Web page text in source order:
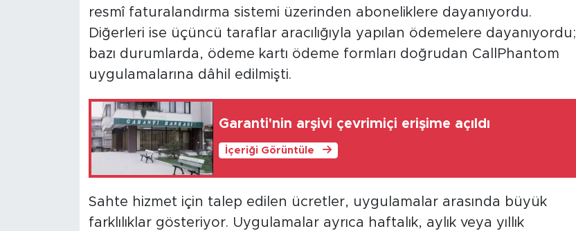
resmî faturalandırma sistemi üzerinden aboneliklere dayanıyordu.
Diğerleri ise üçüncü taraflar aracılığıyla yapılan ödemelere dayanıyordu;
bazı durumlarda, ödeme kartı ödeme formları doğrudan CallPhantom
uygulamalarına dâhil edilmişti.
Garanti'nin arşivi çevrimiçi erişime açıldı
İçeriği Görüntüle
Sahte hizmet için talep edilen ücretler, uygulamalar arasında büyük
farklılıklar gösteriyor. Uygulamalar ayrıca haftalık, aylık veya yıllık